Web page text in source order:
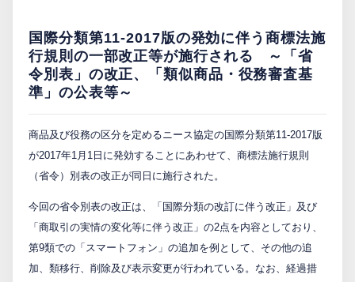
TOPICS/出版物/セミナー
SHIP（米国直接出願）
PCTnavi
Blog
創英設樂法律事務所
国際分類第11-2017版の発効に伴う商標法施
行規則の一部改正等が施行される ～「省
令別表」の改正、「類似商品・役務審査基
準」の公表等～
商品及び役務の区分を定めるニース協定の国際分類第11-2017版
が2017年1月1日に発効することにあわせて、商標法施行規則
（省令）別表の改正が同日に施行された。
今回の省令別表の改正は、「国際分類の改訂に伴う改正」及び
「商取引の実情の変化等に伴う改正」の2点を内容としており、
第9類での「スマートフォン」の追加を例として、その他の追
加、類移行、削除及び表示変更が行われている。なお、経過措